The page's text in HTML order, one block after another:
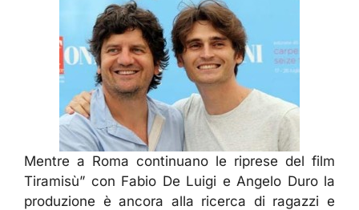
Mentre a Roma continuano le riprese del film
Tiramisù” con Fabio De Luigi e Angelo Duro la
produzione è ancora alla ricerca di ragazzi e